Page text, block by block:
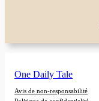
One Daily Tale
Avis de non-responsabilité